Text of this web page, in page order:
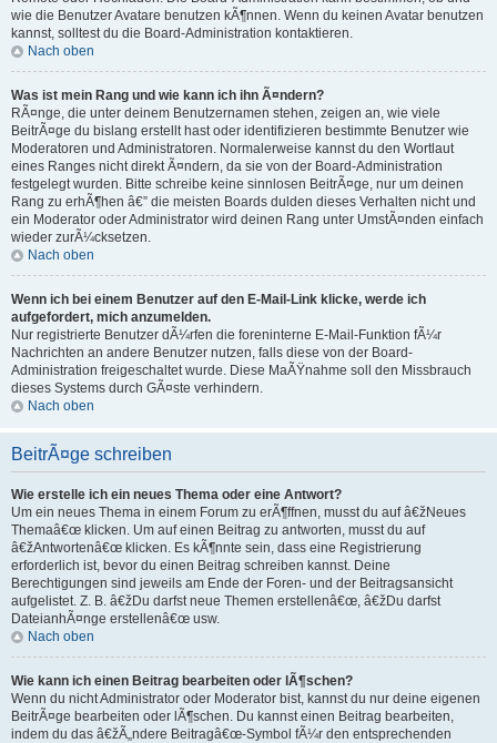
wie die Benutzer Avatare benutzen kÃ¶nnen. Wenn du keinen Avatar benutzen
kannst, solltest du die Board-Administration kontaktieren.
Nach oben
Was ist mein Rang und wie kann ich ihn Ã¤ndern?
RÃ¤nge, die unter deinem Benutzernamen stehen, zeigen an, wie viele
BeitrÃ¤ge du bislang erstellt hast oder identifizieren bestimmte Benutzer wie
Moderatoren und Administratoren. Normalerweise kannst du den Wortlaut
eines Ranges nicht direkt Ã¤ndern, da sie von der Board-Administration
festgelegt wurden. Bitte schreibe keine sinnlosen BeitrÃ¤ge, nur um deinen
Rang zu erhÃ¶hen â€” die meisten Boards dulden dieses Verhalten nicht und
ein Moderator oder Administrator wird deinen Rang unter UmstÃ¤nden einfach
wieder zurÃ¼cksetzen.
Nach oben
Wenn ich bei einem Benutzer auf den E-Mail-Link klicke, werde ich
aufgefordert, mich anzumelden.
Nur registrierte Benutzer dÃ¼rfen die foreninterne E-Mail-Funktion fÃ¼r
Nachrichten an andere Benutzer nutzen, falls diese von der Board-
Administration freigeschaltet wurde. Diese MaÃŸnahme soll den Missbrauch
dieses Systems durch GÃ¤ste verhindern.
Nach oben
BeitrÃ¤ge schreiben
Wie erstelle ich ein neues Thema oder eine Antwort?
Um ein neues Thema in einem Forum zu erÃ¶ffnen, musst du auf â€žNeues
Themaâ€œ klicken. Um auf einen Beitrag zu antworten, musst du auf
â€žAntwortenâ€œ klicken. Es kÃ¶nnte sein, dass eine Registrierung
erforderlich ist, bevor du einen Beitrag schreiben kannst. Deine
Berechtigungen sind jeweils am Ende der Foren- und der Beitragsansicht
aufgelistet. Z. B. â€žDu darfst neue Themen erstellenâ€œ, â€žDu darfst
DateianhÃ¤nge erstellenâ€œ usw.
Nach oben
Wie kann ich einen Beitrag bearbeiten oder lÃ¶schen?
Wenn du nicht Administrator oder Moderator bist, kannst du nur deine eigenen
BeitrÃ¤ge bearbeiten oder lÃ¶schen. Du kannst einen Beitrag bearbeiten,
indem du das â€žÃ„ndere Beitragâ€œ-Symbol fÃ¼r den entsprechenden